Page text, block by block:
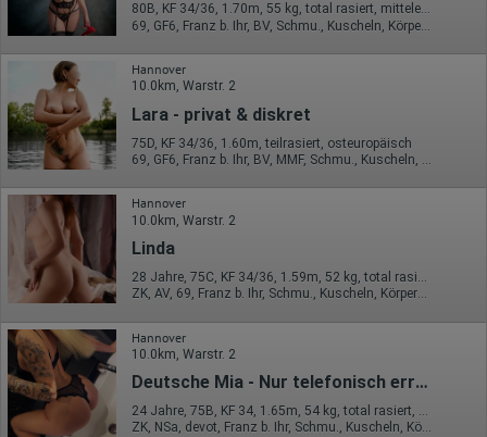
Datum und Uhrzeit des Besuchs
Gerätetyp
Geografischer Standort
IP-Adresse
Mausbewegungen
Besuchte Seiten
Referrer URL
Bildschirmauflösung
Eindeutige Gerätekennung
Sprachinformationen
Gerätebestriebssystem
Browser-Typ
Klicks
Domain-Name
Eindeutige Benutzerkennung
Antworten auf Umfragen
Europäische Union
Rechtliche Grundlage der Verarbeitung
Art. 6 Abs. 1 S. 1 lit. a DSGVO
80B, KF 34/36, 1.70m, 55 kg, total rasiert, mitteleuropäisch
Hannover
10.0km, Warstr. 2
Lara - privat & diskret
75D, KF 34/36, 1.60m, teilrasiert, osteuropäisch
69, GF6, Franz b. Ihr, BV, MMF, Schmu., Kuscheln, Körperküs.
Hannover
10.0km, Warstr. 2
Linda
28 Jahre, 75C, KF 34/36, 1.59m, 52 kg, total rasiert, asiatisch
ZK, AV, 69, Franz b. Ihr, Schmu., Kuscheln, Körperküs., AV b. Ihm
Hannover
10.0km, Warstr. 2
Deutsche Mia - Nur telefonisch erreichbar
24 Jahre, 75B, KF 34, 1.65m, 54 kg, total rasiert, deutsch
ZK, NSa, devot, Franz b. Ihr, Schmu., Kuscheln, Körperküs., AV b. Ihm